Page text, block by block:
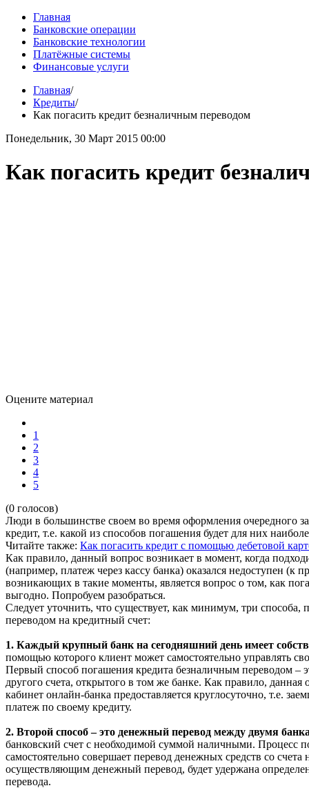
Главная
Банковские операции
Банковские технологии
Платёжные системы
Финансовые услуги
Главная/
Кредиты/
Как погасить кредит безналичным переводом
Понедельник, 30 Март 2015 00:00
Как погасить кредит
Оцените материал
1
2
3
4
5
(0 голосов)
Люди в большинстве своем во время оформления очередного
кредит, т.е. какой из способов погашения будет для них
Читайте также: Как погасить кредит с помощью дебетовой
Как правило, данный вопрос возникает в момент, когда
(например, платеж через кассу банка) оказался недоступен
возникающих в такие моменты, является вопрос о том, как
выгодно. Попробуем разобраться.
Следует уточнить, что существует, как минимум, три
переводом на кредитный счет:
1. Каждый крупный банк на сегодняшний день имеет
помощью которого клиент может самостоятельно управлять
Первый способ погашения кредита безналичным переводом –
другого счета, открытого в том же банке. Как правило,
кабинет онлайн-банка предоставляется круглосуточно, т.е.
платеж по своему кредиту.
2. Второй способ – это денежный перевод между двумя
банковский счет с необходимой суммой наличными. Процесс
самостоятельно совершает перевод денежных средств со
осуществляющим денежный перевод, будет удержана
перевода.